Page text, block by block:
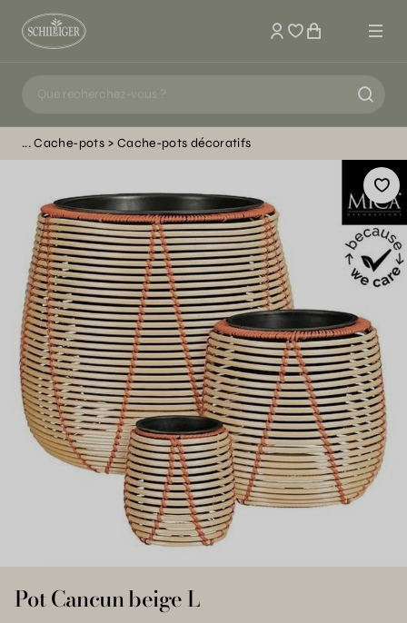
Mon compte
Cache-pots Cache-pots décoratifs
Pot Cancun beige L